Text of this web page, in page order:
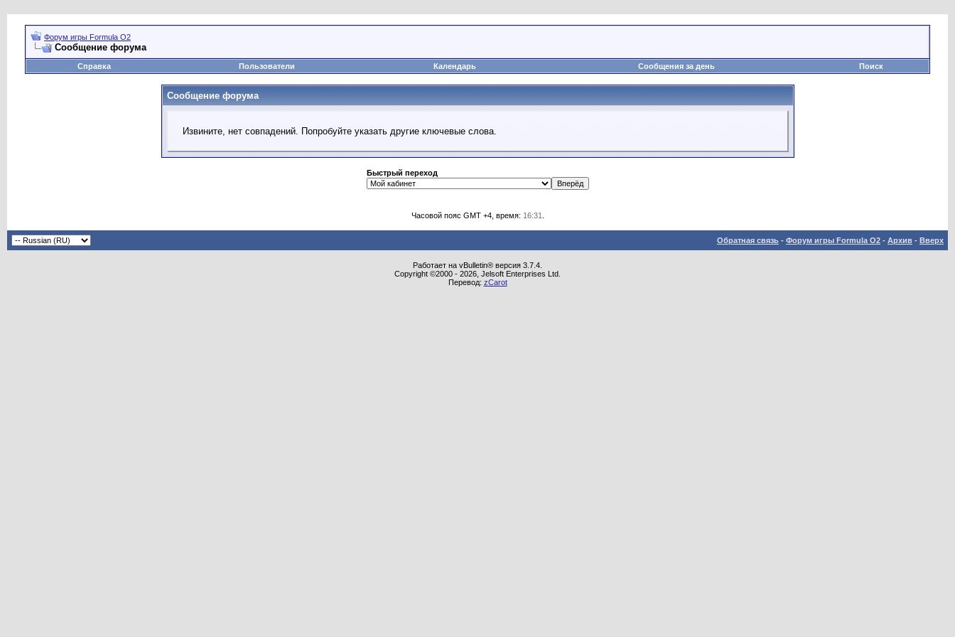
Форум игры Formula O2
Сообщение форума
Справка Пользователи Календарь Сообщения за день Поиск
Сообщение форума
Извините, нет совпадений. Попробуйте указать другие ключевые слова.
Быстрый переход
Часовой пояс GMT +4, время: 16:31
Обратная связь - Форум игры Formula O2 - Архив - Вверх
Работает на vBulletin® версия 3.7.4.
Copyright ©2000 - 2026, Jelsoft Enterprises Ltd.
Перевод: zCarot